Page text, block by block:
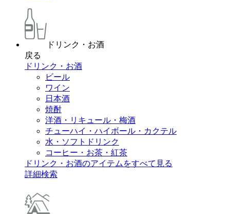
ドリンク・お酒
戻る
ドリンク・お酒
ビール
ワイン
日本酒
焼酎
洋酒・リキュール・梅酒
チューハイ・ハイボール・カクテル
水・ソフトドリンク
コーヒー・お茶・紅茶
ドリンク・お酒のアイテムをすべて見る
詳細検索